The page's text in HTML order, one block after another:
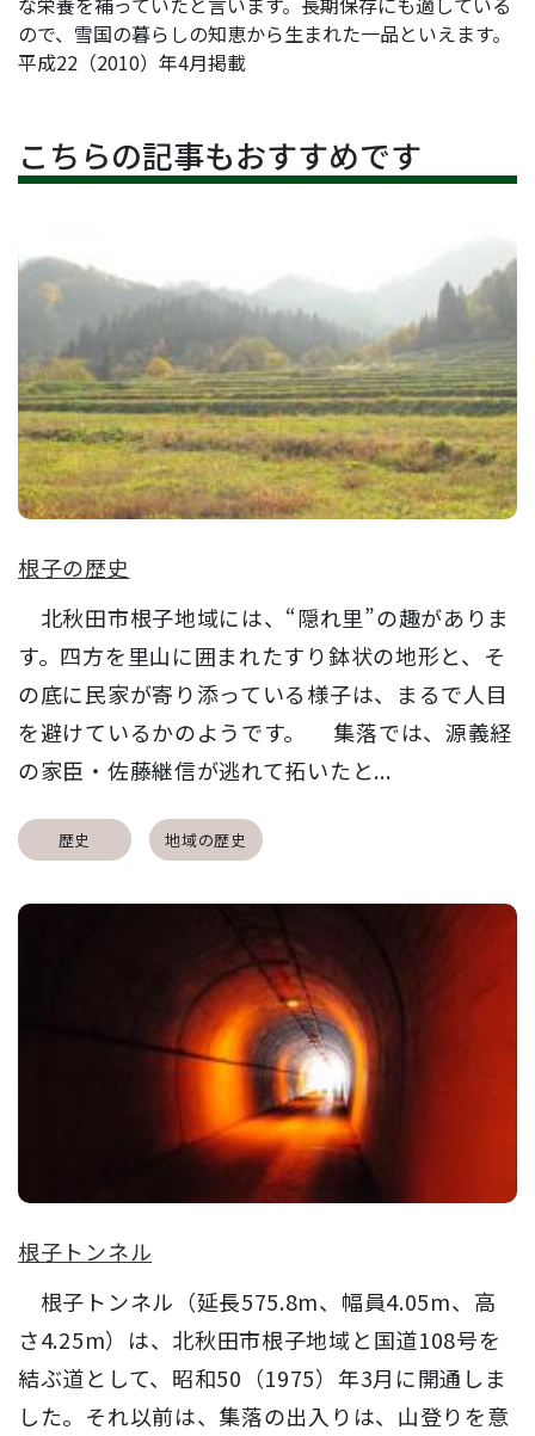
ので、雪国の暮らしの知恵から生まれた一品といえます。
平成22（2010）年4月掲載
こちらの記事もおすすめです
根子の歴史
北秋田市根子地域には、“隠れ里”の趣がありま
す。四方を里山に囲まれたすり鉢状の地形と、そ
の底に民家が寄り添っている様子は、まるで人目
を避けているかのようです。 集落では、源義経
の家臣・佐藤継信が逃れて拓いたと...
歴史 地域の歴史
根子トンネル
根子トンネル（延長575.8m、幅員4.05m、高
さ4.25m）は、北秋田市根子地域と国道108号を
結ぶ道として、昭和50（1975）年3月に開通しま
した。それ以前は、集落の出入りは、山登りを意